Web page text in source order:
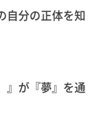
自分の正体を知
』が『夢』を通